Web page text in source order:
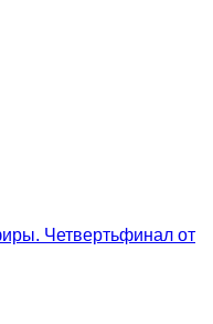
Четвертьфинал от